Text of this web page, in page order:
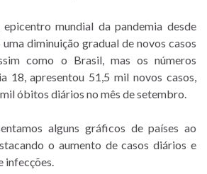
mundial da pandemia desde
diminuição gradual de novos casos
como o Brasil, mas os números
18, apresentou 51,5 mil novos casos,
óbitos diários no mês de setembro.
alguns gráficos de países ao
o aumento de casos diários e
infecções.